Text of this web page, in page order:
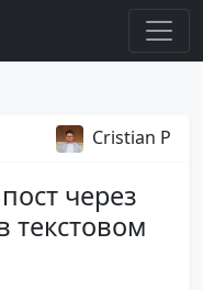
Cristian P
через
текстовом